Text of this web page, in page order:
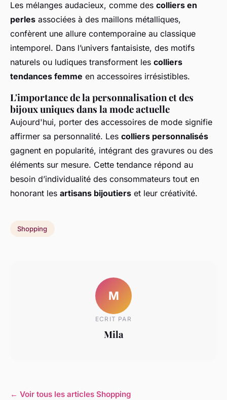
Les mélanges audacieux, comme des colliers en
perles associées à des maillons métalliques,
confèrent une allure contemporaine au classique
intemporel. Dans l’univers fantaisiste, des motifs
naturels ou ludiques transforment les colliers
tendances femme en accessoires irrésistibles.
L'importance de la personnalisation et des
bijoux uniques dans la mode actuelle
Aujourd'hui, porter des accessoires de mode signifie
affirmer sa personnalité. Les colliers personnalisés
gagnent en popularité, intégrant des gravures ou des
éléments sur mesure. Cette tendance répond au
besoin d’individualité des consommateurs tout en
honorant les artisans bijoutiers et leur créativité.
Shopping
M
ECRIT PAR
Mila
← Voir tous les articles Shopping